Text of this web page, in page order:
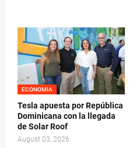
ECONOMIA
Tesla apuesta por República
Dominicana con la llegada
de Solar Roof
August 03, 2026